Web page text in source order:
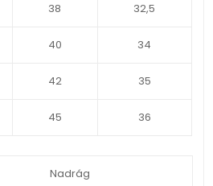
38 32,5
40 34
42 35
45 36
Nadrág